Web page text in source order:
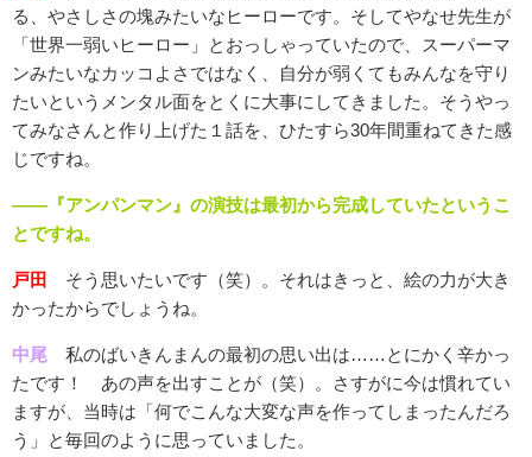
る、やさしさの塊みたいなヒーローです。そしてやなせ先生が
「世界一弱いヒーロー」とおっしゃっていたので、スーパーマ
ンみたいなカッコよさではなく、自分が弱くてもみんなを守り
たいというメンタル面をとくに大事にしてきました。そうやっ
てみなさんと作り上げた１話を、ひたすら30年間重ねてきた感
じですね。
――『アンパンマン』の演技は最初から完成していたというこ
とですね。
戸田
そう思いたいです（笑）。それはきっと、絵の力が大き
かったからでしょうね。
中尾 私のばいきんまんの最初の思い出は……とにかく辛かっ
たです！ あの声を出すことが（笑）。さすがに今は慣れてい
ますが、当時は「何でこんな大変な声を作ってしまったんだろ
う」と毎回のように思っていました。